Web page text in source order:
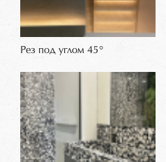
Рез под углом 45°